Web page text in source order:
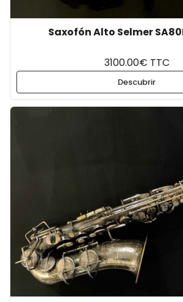
Saxofón Alto Selmer
3100.00€ TTC
Descubrir